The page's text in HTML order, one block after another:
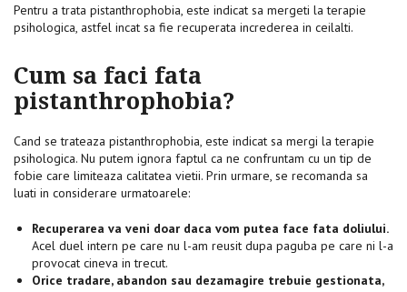
Pentru a trata pistanthrophobia, este indicat sa mergeti la terapie
psihologica, astfel incat sa fie recuperata increderea in ceilalti.
Cum sa faci fata
pistanthrophobia?
Cand se trateaza pistanthrophobia, este indicat sa mergi la terapie
psihologica. Nu putem ignora faptul ca ne confruntam cu un tip de
fobie care limiteaza calitatea vietii. Prin urmare, se recomanda sa
luati in considerare urmatoarele:
Recuperarea va veni doar daca vom putea face fata doliului.
Acel duel intern pe care nu l-am reusit dupa paguba pe care ni l-a
provocat cineva in trecut.
Orice tradare, abandon sau dezamagire trebuie gestionata,